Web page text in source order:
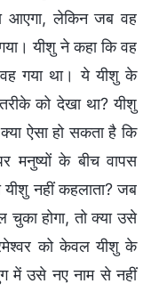
आएगा, लेकिन जब वह
यीशु ने कहा कि वह
गया था। ये यीशु के
को देखा था? यीशु
ऐसा हो सकता है कि
मनुष्यों के बीच वापस
यीशु नहीं कहलाता? जब
होगा, तो क्या उसे
को केवल यीशु के
में उसे नए नाम से नहीं